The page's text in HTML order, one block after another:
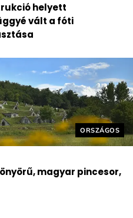
helyett
vált a fóti
Helyszín
ORSZÁGOS
magyar pincesor,